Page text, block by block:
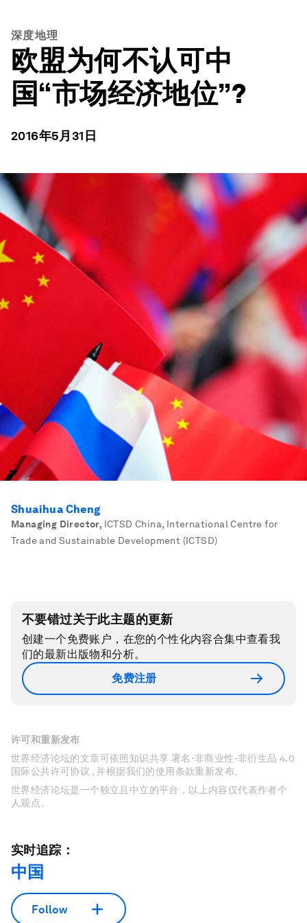
深度地理
欧盟为何不认可中
国“市场经济地位”?
2016年5月31日
Shuaihua Cheng
Managing Director, ICTSD China, International Centre for
Trade and Sustainable Development (ICTSD)
不要错过关于此主题的更新
创建一个免费账户，在您的个性化内容合集中查看我
们的最新出版物和分析。
免费注册
许可和重新发布
世界经济论坛的文章可依照知识共享 署名-非商业性-非衍生品 4.0
国际公共许可协议 , 并根据我们的使用条款重新发布。
世界经济论坛是一个独立且中立的平台，以上内容仅代表作者个
人观点。
实时追踪：
中国
Follow